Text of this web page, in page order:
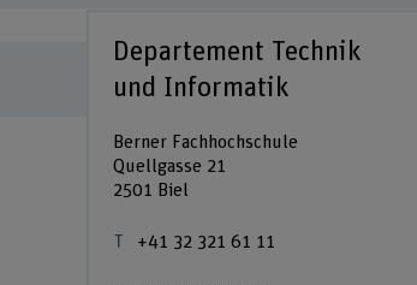
Persönliche
Biel,
Departement Technik
und Informatik
Berner Fachhochschule
Quellgasse 21
2501 Biel
+41 32 321 61 11